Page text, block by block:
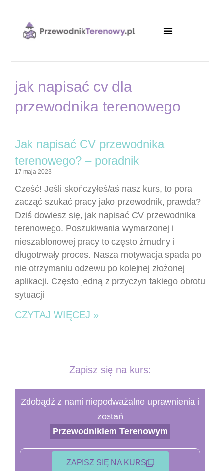
jak napisać cv dla
przewodnika terenowego
Jak napisać CV przewodnika
terenowego? – poradnik
17 maja 2023
Cześć! Jeśli skończyłeś/aś nasz kurs, to pora
zacząć szukać pracy jako przewodnik, prawda?
Dziś dowiesz się, jak napisać CV przewodnika
terenowego. Poszukiwania wymarzonej i
nieszablonowej pracy to często żmudny i
długotrwały proces. Nasza motywacja spada po
nie otrzymaniu odzewu po kolejnej złożonej
aplikacji. Często jedną z przyczyn takiego obrotu
sytuacji
CZYTAJ WIĘCEJ »
Zapisz się na kurs:
Zdobądź z nami niepodważalne uprawnienia i
zostań
Przewodnikiem Terenowym
ZAPISZ SIĘ NA KURS